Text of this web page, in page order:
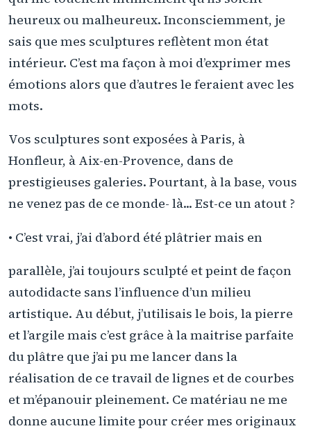
heureux ou malheureux. Inconsciemment, je
sais que mes sculptures reflètent mon état
intérieur. C’est ma façon à moi d’exprimer mes
émotions alors que d’autres le feraient avec les
mots.
Vos sculptures sont exposées à Paris, à
Honfleur, à Aix-en-Provence, dans de
prestigieuses galeries. Pourtant, à la base, vous
ne venez pas de ce monde- là... Est-ce un atout ?
• C’est vrai, j’ai d’abord été plâtrier mais en
parallèle, j’ai toujours sculpté et peint de façon
autodidacte sans l’influence d’un milieu
artistique. Au début, j’utilisais le bois, la pierre
et l’argile mais c’est grâce à la maitrise parfaite
du plâtre que j’ai pu me lancer dans la
réalisation de ce travail de lignes et de courbes
et m’épanouir pleinement. Ce matériau ne me
donne aucune limite pour créer mes originaux